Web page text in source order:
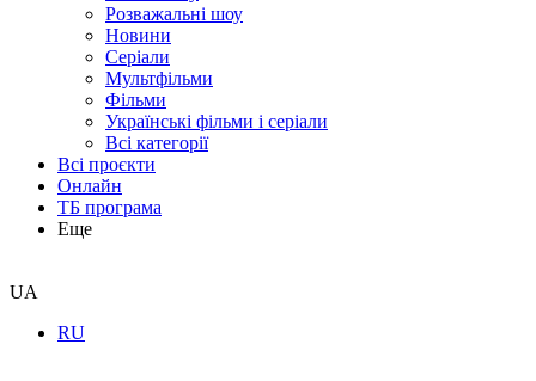
Розважальні шоу
Новини
Серіали
Мультфільми
Фільми
Українські фільми і серіали
Всі категорії
Всі проєкти
Онлайн
ТБ програма
Еще
UA
RU